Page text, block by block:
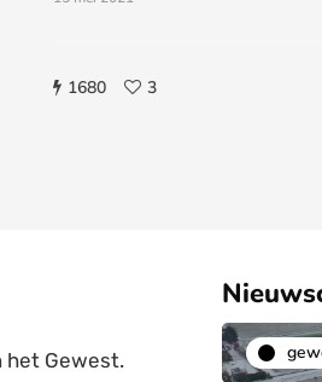
1680 3
het Gewest.